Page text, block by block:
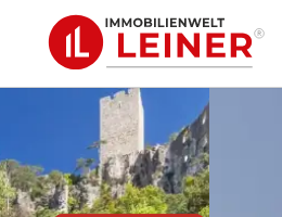
Wir erfüllen
Ihre Wohnträume